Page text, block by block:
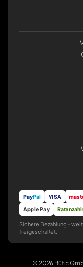
PayPal VISA
Apple Pay
Sichere Bezahlung –
freigeschaltet.
© 2026 Bütic